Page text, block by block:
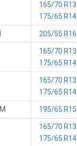
165/70 R13
175/65 R14
205/55 R16
165/70 R13
175/65 R14
165/70 R13
175/65 R14
195/65 R15
165/70 R13
175/65 R14